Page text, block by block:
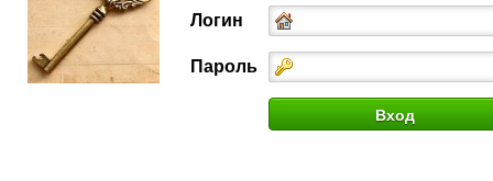
Логин
Пароль